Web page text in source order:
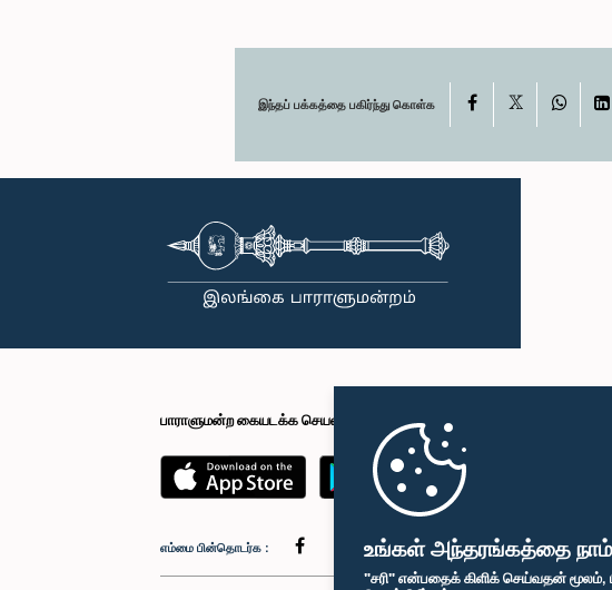
உங்கள் அந்தரங்கத்தை நாம்
"சரி" என்பதைக் கிளிக் செய்வதன்
இந்தப் பக்கத்தை பகிர்ந்து கொள்க Facebook
பாராளுமன்ற கையடக்க செயலி
எம்மை பின்தொடர்க :